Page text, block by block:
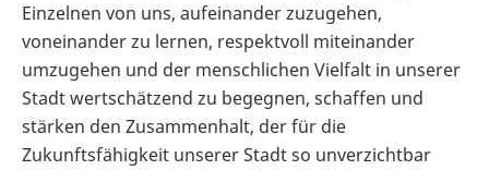
Einzelnen von uns, aufeinander zuzugehen,
voneinander zu lernen, respektvoll miteinander
umzugehen und der menschlichen Vielfalt in unserer
Stadt wertschätzend zu begegnen, schaffen und
stärken den Zusammenhalt, der für die
Zukunftsfähigkeit unserer Stadt so unverzichtbar